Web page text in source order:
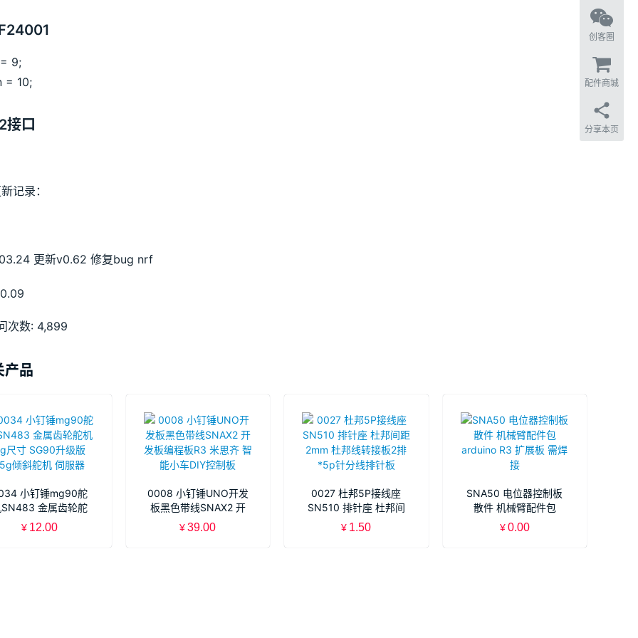
9;
= 10;
接口
记录：
更新v0.62 修复bug nrf
次数: 4,899
产品
小钉锤mg90舵
金属齿轮舵
9g尺寸 SG90升级
¥ 12.00
0008 小钉锤UNO开发
板黑色带线SNAX2 开
发板编程板R3 米思齐
¥ 39.00
0027 杜邦5P接线座
SN510 排针座 杜邦间
距2mm 杜邦线转接板2
¥ 1.50
SNA50 电位器控制板
散件 机械臂配件包
arduino R3 扩展板 需
¥ 0.00
创客圈
配件商城
分享本页